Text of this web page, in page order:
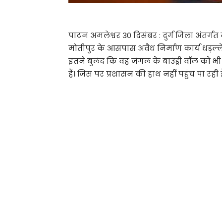
पाटन अमलेश्वर 30 दिसंबर : दुर्ग जिला अंतर्गत
मोतीपुर के आसपास अवैध निर्माण कार्य
इतने बुलंद कि वह जंगल के बाउंड्री वॉल को भी
हैं। जिस पर प्रशासन की हाथ नहीं पहुंच पा रही